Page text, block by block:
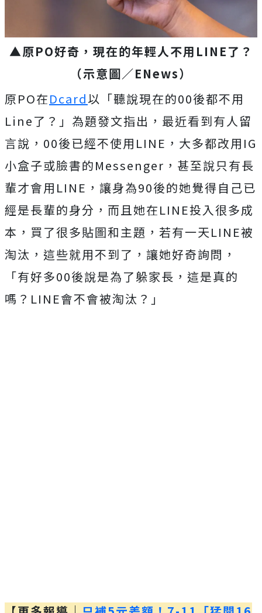
▲原PO好奇，現在的年輕人不用LINE了？
（示意圖／ENews）
原PO在Dcard以「聽說現在的00後都不用
Line了？」為題發文指出，最近看到有人留
言說，00後已經不使用LINE，大多都改用IG
小盒子或臉書的Messenger，甚至說只有長
輩才會用LINE，讓身為90後的她覺得自己已
經是長輩的身分，而且她在LINE投入很多成
本，買了很多貼圖和主題，若有一天LINE被
淘汰，這些就用不到了，讓她好奇詢問，
「有好多00後說是為了躲家長，這是真的
嗎？LINE會不會被淘汰？」